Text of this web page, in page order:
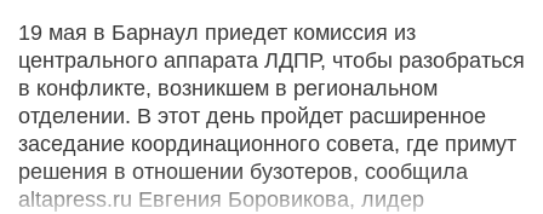
19 мая в Барнаул приедет комиссия из
центрального аппарата ЛДПР, чтобы разобраться
в конфликте, возникшем в региональном
отделении. В этот день пройдет расширенное
заседание координационного совета, где примут
решения в отношении бузотеров, сообщила
altapress.ru Евгения Боровикова, лидер